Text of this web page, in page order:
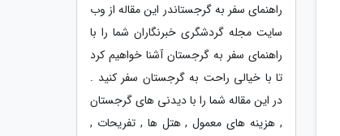
راهنمای سفر به گرجستاندر این مقاله از وب
سایت مجله گردشگری خبرنگاران شما را با
راهنمای سفر به گرجستان آشنا خواهیم کرد
تا با خیالی راحت به گرجستان سفر کنید .
در این مقاله شما را با دیدنی های گرجستان
, هزینه های معمول , هتل ها , تفریحات ,